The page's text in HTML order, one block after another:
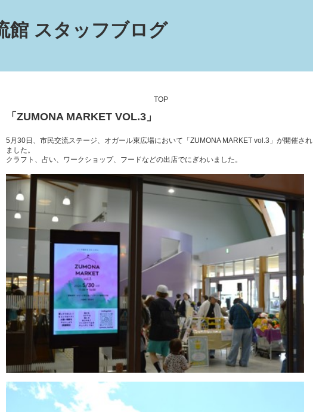
館 スタッフブログ
TOP
「ZUMONA MARKET VOL.3」
5月30日、市民交流ステージ、オガール東広場において「ZUMONA MARKET vol.3」が開催され
ました。
クラフト、占い、ワークショップ、フードなどの出店でにぎわいました。